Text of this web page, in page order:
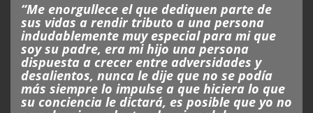
“Me enorgullece el que dediquen parte de
sus vidas a rendir tributo a una persona
indudablemente muy especial para mi que
soy su padre, era mi hijo una persona
dispuesta a crecer entre adversidades y
desalientos, nunca le dije que no se podía
más siempre lo impulse a que hiciera lo que
su conciencia le dictará, es posible que yo no